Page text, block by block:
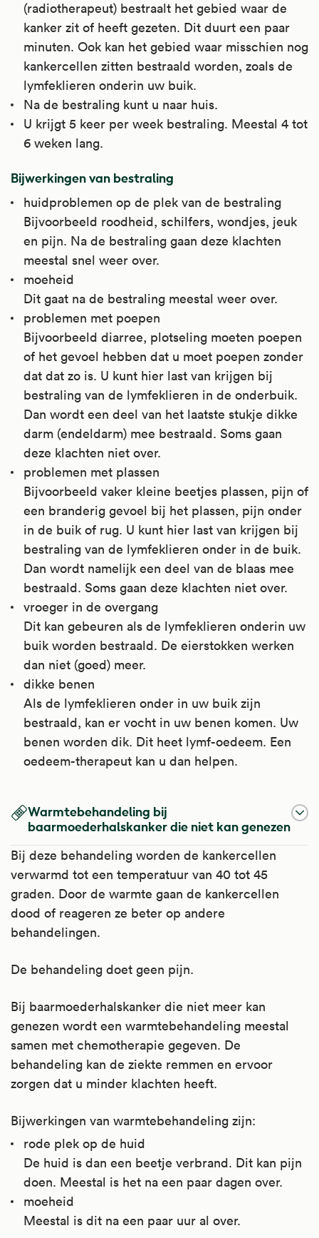
(radiotherapeut) bestraalt het gebied waar de
kanker zit of heeft gezeten. Dit duurt een paar
minuten. Ook kan het gebied waar misschien nog
kankercellen zitten bestraald worden, zoals de
lymfeklieren onderin uw buik.
Na de bestraling kunt u naar huis.
U krijgt 5 keer per week bestraling. Meestal 4 tot
6 weken lang.
Bijwerkingen van bestraling
huidproblemen op de plek van de bestraling
Bijvoorbeeld roodheid, schilfers, wondjes, jeuk
en pijn. Na de bestraling gaan deze klachten
meestal snel weer over.
moeheid
Dit gaat na de bestraling meestal weer over.
problemen met poepen
Bijvoorbeeld diarree, plotseling moeten poepen
of het gevoel hebben dat u moet poepen zonder
dat dat zo is. U kunt hier last van krijgen bij
bestraling van de lymfeklieren in de onderbuik.
Dan wordt een deel van het laatste stukje dikke
darm (endeldarm) mee bestraald. Soms gaan
deze klachten niet over.
problemen met plassen
Bijvoorbeeld vaker kleine beetjes plassen, pijn of
een branderig gevoel bij het plassen, pijn onder
in de buik of rug. U kunt hier last van krijgen bij
bestraling van de lymfeklieren onder in de buik.
Dan wordt namelijk een deel van de blaas mee
bestraald. Soms gaan deze klachten niet over.
vroeger in de overgang
Dit kan gebeuren als de lymfeklieren onderin uw
buik worden bestraald. De eierstokken werken
dan niet (goed) meer.
dikke benen
Als de lymfeklieren onder in uw buik zijn
bestraald, kan er vocht in uw benen komen. Uw
benen worden dik. Dit heet lymf-oedeem. Een
oedeem-therapeut kan u dan helpen.
Warmtebehandeling bij
baarmoederhalskanker die niet kan genezen
Bij deze behandeling worden de kankercellen
verwarmd tot een temperatuur van 40 tot 45
graden. Door de warmte gaan de kankercellen
dood of reageren ze beter op andere
behandelingen.
De behandeling doet geen pijn.
Bij baarmoederhalskanker die niet meer kan
genezen wordt een warmtebehandeling meestal
samen met chemotherapie gegeven. De
behandeling kan de ziekte remmen en ervoor
zorgen dat u minder klachten heeft.
Bijwerkingen van warmtebehandeling zijn:
rode plek op de huid
De huid is dan een beetje verbrand. Dit kan pijn
doen. Meestal is het na een paar dagen over.
moeheid
Meestal is dit na een paar uur al over.